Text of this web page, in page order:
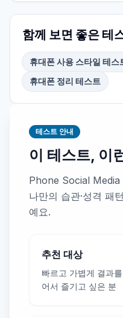
함께 보면 좋은 테
휴대폰 사용 스타일 테스
휴대폰 정리 테스트
테스트 안내
이 테스트, 이
Phone Social Media
나만의 습관·성격 패
예요.
추천 대상
빠르고 가볍게 결과
어서 즐기고 싶은 분